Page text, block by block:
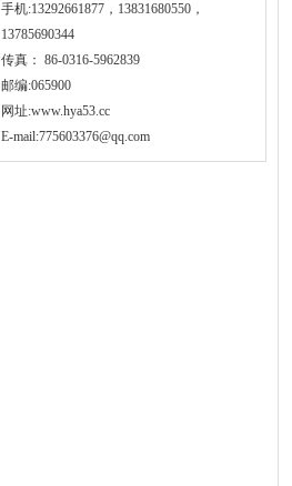
手机:13292661877，13831680550，
13785690344
传真： 86-0316-5962839
邮编:065900
网址:www.hya53.cc
E-mail:775603376@qq.com